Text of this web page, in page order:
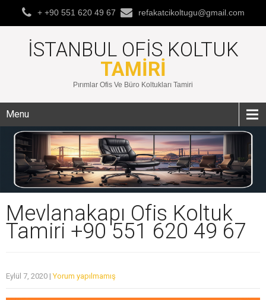
+ +90 551 620 49 67 refakatcikoltugu@gmail.com
İSTANBUL OFIS KOLTUK
TAMIRI
Pırımlar Ofis Ve Büro Koltukları Tamiri
Menu
Mevlanakapı Ofis Koltuk
Tamiri +90 551 620 49 67
Eylül 7, 2020 |Yorum yapılmamış